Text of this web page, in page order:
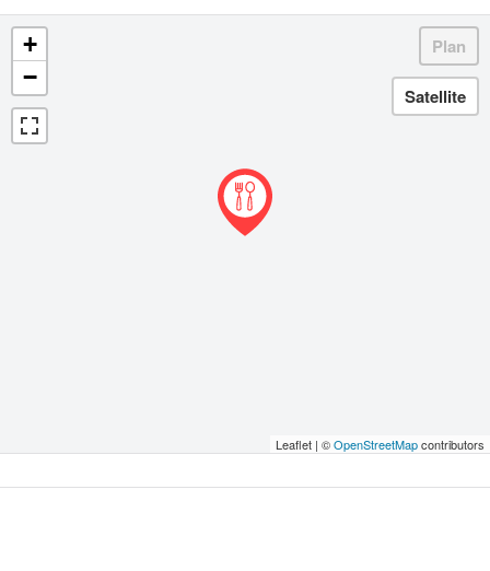
+
−
Leaflet | ©OpenStreetMapcontributors